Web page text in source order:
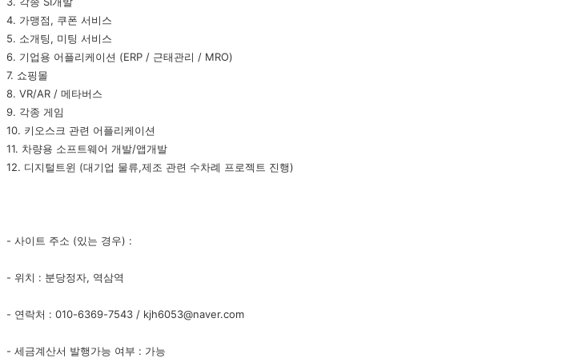
4. 가맹점, 쿠폰 서비스
5. 소개팅, 미팅 서비스
6. 기업용 어플리케이션 (ERP / 근태관리 / MRO)
7. 쇼핑몰
8. VR/AR / 메타버스
9. 각종 게임
10. 키오스크 관련 어플리케이션
11. 차량용 소프트웨어 개발/앱개발
12. 디지털트윈 (대기업 물류,제조 관련 수차례 프로젝트 진행)
- 사이트 주소 (있는 경우) :
- 위치 : 분당정자, 역삼역
- 연락처 : 010-6369-7543 / kjh6053@naver.com
- 세금계산서 발행가능 여부 : 가능